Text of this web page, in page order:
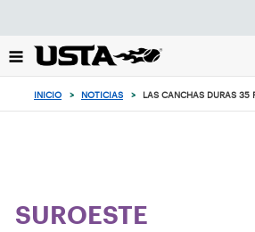
el
botón
INICIO > NOTICIAS > LAS CANCHAS DURAS 35
SUROESTE